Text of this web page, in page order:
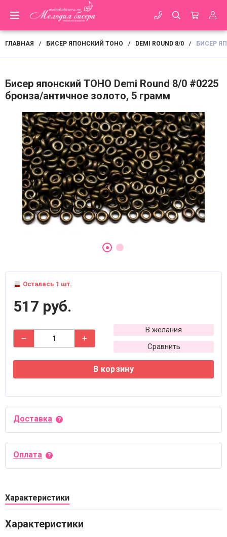
ГЛАВНАЯ / БИСЕР ЯПОНСКИЙ TOHO / DEMI ROUND 8/0 / БИСЕР
Бисер японский TOHO Demi Round 8/0 #0225
бронза/античное золото, 5 грамм
Осталась 1 шт.
517 руб.
В желания
Сравнить
В корзину
Доставка
Оплата
Характеристики
Характеристики